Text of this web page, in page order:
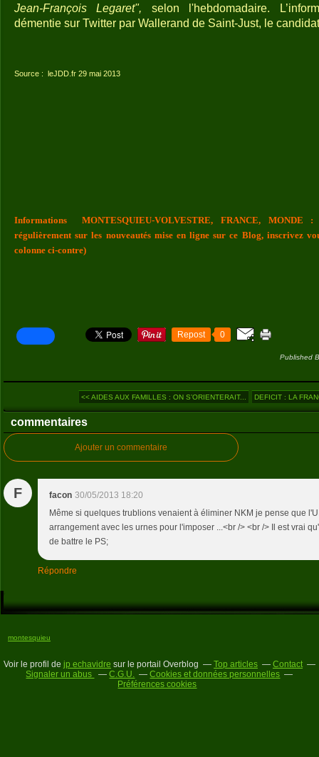
Jean-François Legaret", selon l'hebdomadaire.
démentie sur Twitter par Wallerand de Saint-Just, le
Source : leJDD.fr 29 mai 2013
Informations MONTESQUIEU-VOLVESTRE, FRANCE, MONDE
régulièrement sur les nouveautés mise en ligne sur ce Blog, inscrivez
colonne ci-contre)
Repost 0
Published
<< AIDES AUX FAMILLES : ON S’ORIENTERAIT... DEFICIT : LA
commentaires
Ajouter un commentaire
F facon 30/05/2013 18:20
Même si quelques trublions venaient à éliminer NKM je pense que
arrangement avec les urnes pour l'imposer ...<br /> <br /> Il est vrai
de battre le PS;
Répondre
montesquieu
Voir le profil de jp echavidre sur le portail Overblog Top articles
Contact
Signaler un abus
C.G.U.
Cookies et données personnelles
Préférences cookies